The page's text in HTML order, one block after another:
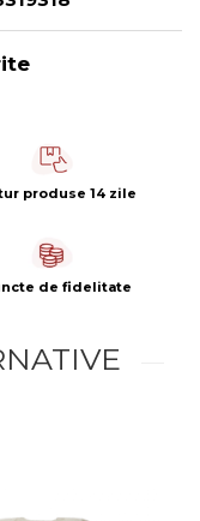
produse 14 zile
de fidelitate